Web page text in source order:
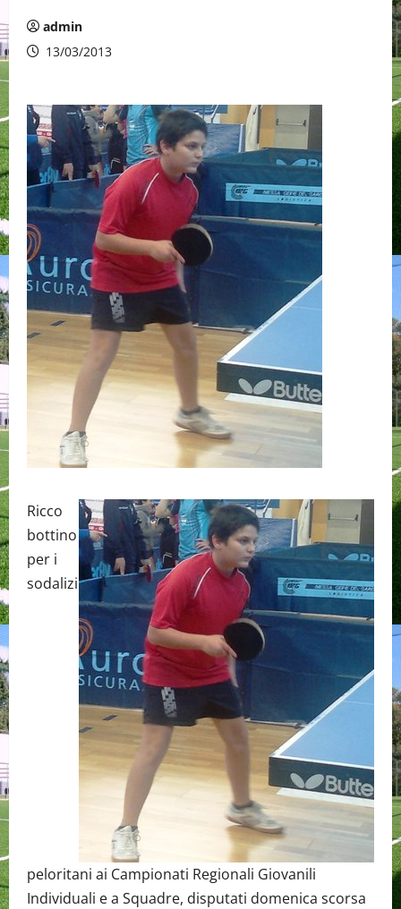
admin
13/03/2013
Ricco
bottino
per i
sodalizi
peloritani ai Campionati Regionali Giovanili
Individuali e a Squadre, disputati domenica scorsa